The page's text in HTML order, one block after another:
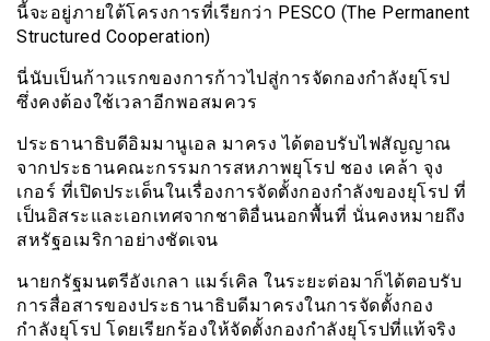
นี้จะอยู่ภายใต้โครงการที่เรียกว่า PESCO (The Permanent
Structured Cooperation)
นี่นับเป็นก้าวแรกของการก้าวไปสู่การจัดกองกำลังยุโรป
ซึ่งคงต้องใช้เวลาอีกพอสมควร
ประธานาธิบดีอิมมานูเอล มาครง ได้ตอบรับไฟสัญญาณ
จากประธานคณะกรรมการสหภาพยุโรป ชอง เคล้า จุง
เกอร์ ที่เปิดประเด็นในเรื่องการจัดตั้งกองกำลังของยุโรป ที่
เป็นอิสระและเอกเทศจากชาติอื่นนอกพื้นที่ นั่นคงหมายถึง
สหรัฐอเมริกาอย่างชัดเจน
นายกรัฐมนตรีอังเกลา แมร์เคิล ในระยะต่อมาก็ได้ตอบรับ
การสื่อสารของประธานาธิบดีมาครงในการจัดตั้งกอง
กำลังยุโรป โดยเรียกร้องให้จัดตั้งกองกำลังยุโรปที่แท้จริง